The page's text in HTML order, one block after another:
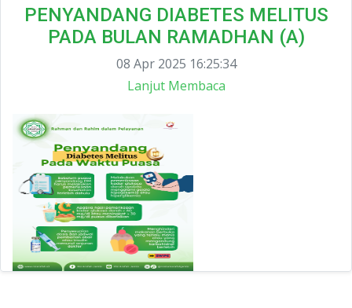
PENYANDANG DIABETES MELITUS
PADA BULAN RAMADHAN (A)
08 Apr 2025 16:25:34
Lanjut Membaca